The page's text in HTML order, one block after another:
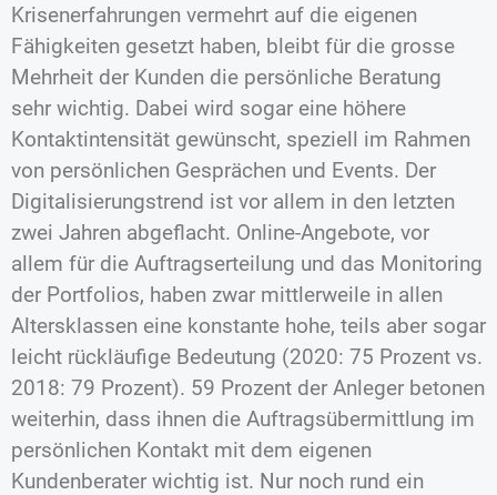
Krisenerfahrungen vermehrt auf die eigenen
Fähigkeiten gesetzt haben, bleibt für die grosse
Mehrheit der Kunden die persönliche Beratung
sehr wichtig. Dabei wird sogar eine höhere
Kontaktintensität gewünscht, speziell im Rahmen
von persönlichen Gesprächen und Events. Der
Digitalisierungstrend ist vor allem in den letzten
zwei Jahren abgeflacht. Online-Angebote, vor
allem für die Auftragserteilung und das Monitoring
der Portfolios, haben zwar mittlerweile in allen
Altersklassen eine konstante hohe, teils aber sogar
leicht rückläufige Bedeutung (2020: 75 Prozent vs.
2018: 79 Prozent). 59 Prozent der Anleger betonen
weiterhin, dass ihnen die Auftragsübermittlung im
persönlichen Kontakt mit dem eigenen
Kundenberater wichtig ist. Nur noch rund ein